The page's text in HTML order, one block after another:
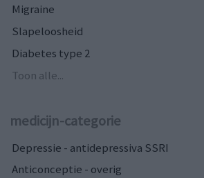
Migraine
Slapeloosheid
Diabetes type 2
Toon alle...
medicijn-categorie
Depressie - antidepressiva SSRI
Anticonceptie - overig